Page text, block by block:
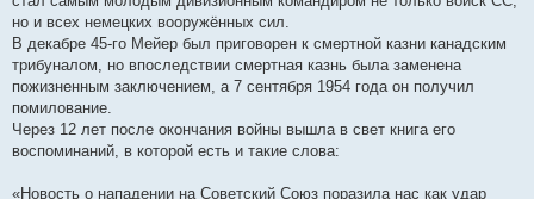
но и всех немецких вооружённых сил.
В декабре 45-го Мейер был приговорен к смертной казни канадским
трибуналом, но впоследствии смертная казнь была заменена
пожизненным заключением, а 7 сентября 1954 года он получил
помилование.
Через 12 лет после окончания войны вышла в свет книга его
воспоминаний, в которой есть и такие слова:
«Новость о нападении на Советский Союз поразила нас как удар